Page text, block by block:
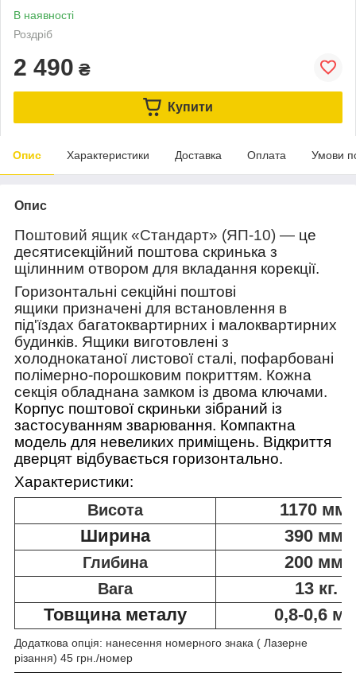
В наявності
Роздріб
2 490 ₴
Купити
Опис Характеристики Доставка Оплата Умови
Опис
Поштовий ящик «Стандарт» (ЯП-10) — це
десятисекційний поштова скринька з
щілинним отвором для вкладання корекції.
Горизонтальні секційні поштові
ящики призначені для встановлення в
під'їздах багатоквартирних і малоквартирних
будинків. Ящики виготовлені з
холоднокатаної листової сталі, пофарбовані
полімерно-порошковим покриттям. Кожна
секція обладнана замком із двома ключами.
Корпус поштової скриньки зібраний із
застосуванням зварювання. Компактна
модель для невеликих приміщень. Відкриття
дверцят відбувається горизонтально.
Характеристики:
Висота
1170 мм.
Ширина
390 мм.
Глибина 200 мм.
Вага
13 кг.
Товщина металу
0,8-0,6
Додаткова опція: нанесення номерного знака ( Лазерне
різання) 45 грн./номер